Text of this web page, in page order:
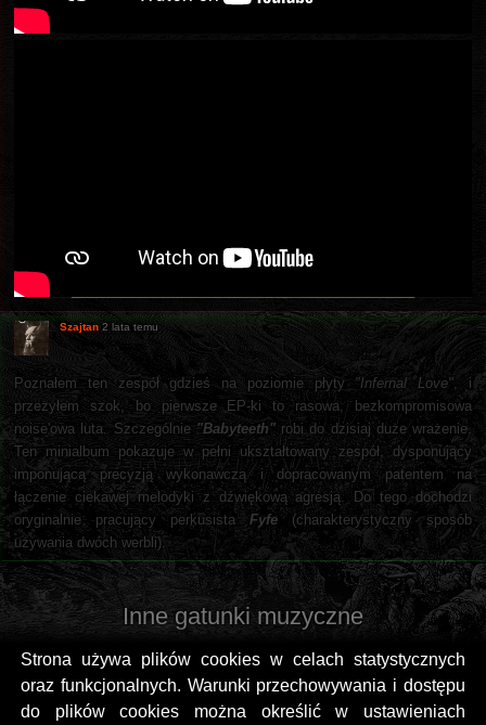
Strona używa plików cookies w celach statystycznych
oraz funkcjonalnych. Warunki przechowywania i dostępu
do plików cookies można określić w ustawieniach
Szajtan 2 lata temu
Poznałem ten zespół gdzieś na poziomie płyty "Infernal Love" , i
przeżyłem szok, bo pierwsze EP-ki to rasowa, bezkompromisowa
noise'owa luta. Szczególnie "Babyteeth"robi do dzisiaj duże wrażenie.
Ten minialbum pokazuje w pełni ukształtowany zespół, dysponujący
imponującą precyzją wykonawczą i dopracowanym patentem na
łączenie ciekawej melodyki z dźwiękową agresją. Do tego dochodzi
oryginalnie pracujący perkusista Fyfe (charakterystyczny sposób
używania dwóch werbli).
Inne gatunki muzyczne